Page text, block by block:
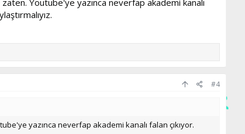
Youtube'ye yazınca neverfap akademi kanalı
#4
yazınca neverfap akademi kanalı falan çıkıyor.